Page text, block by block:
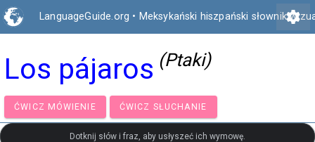
LanguageGuide.org • Meksykański hiszpański słowniksettings
Los pájaros (Ptaki)
ĆWICZ MÓWIENIE ĆWICZ SŁUCHANIE
Dotknij słów i fraz, aby usłyszeć ich wymowę.